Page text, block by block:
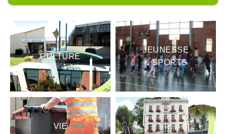
CULTURE
JEUNESSE
& SPORTS
VIE
VIE